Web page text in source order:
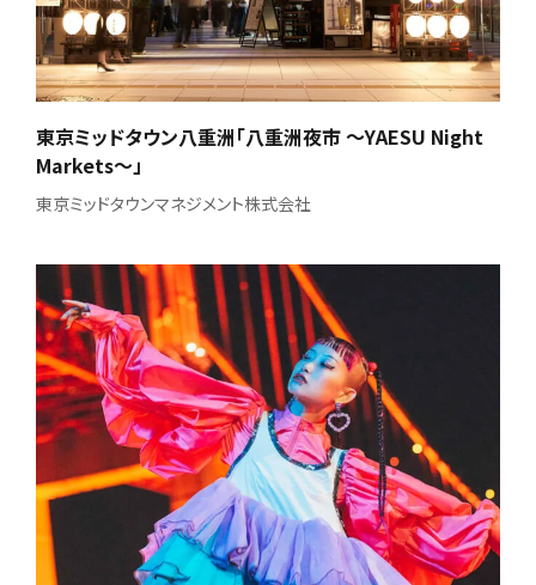
東京ミッドタウン八重洲「八重洲夜市 ～YAESU Night
Markets～」
東京ミッドタウンマネジメント株式会社